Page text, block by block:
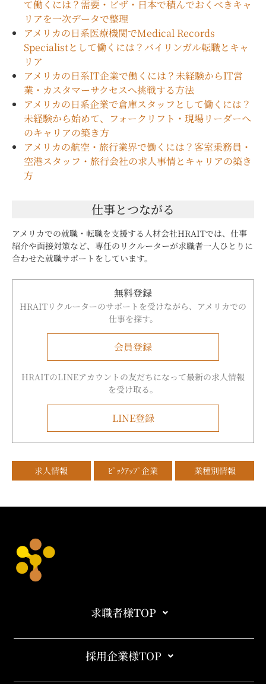
て働くには？需要・ビザ・日本で積んでおくべきキャ
リアを一次データで整理
アメリカの日系医療機関でMedical Records
Specialistとして働くには？バイリンガル転職とキャ
リア
アメリカの日系IT企業で働くには？未経験からIT営
業・カスタマーサクセスへ挑戦する方法
アメリカの日系企業で倉庫スタッフとして働くには？
未経験から始めて、フォークリフト・現場リーダーへ
のキャリアの築き方
アメリカの航空・旅行業界で働くには？客室乗務員・
空港スタッフ・旅行会社の求人事情とキャリアの築き
方
仕事とつながる
アメリカでの就職・転職を支援する人材会社HRAITでは、仕事
紹介や面接対策など、専任のリクルーターが求職者一人ひとりに
合わせた就職サポートをしています。
無料登録
HRAITリクルーターのサポートを受けながら、アメリカでの
仕事を探す。
会員登録
HRAITのLINEアカウントの友だちになって最新の求人情報
を受け取る。
LINE登録
求人情報 ﾋﾟｯｸｱｯﾌﾟ企業 業種別情報
求職者様TOP
採用企業様TOP